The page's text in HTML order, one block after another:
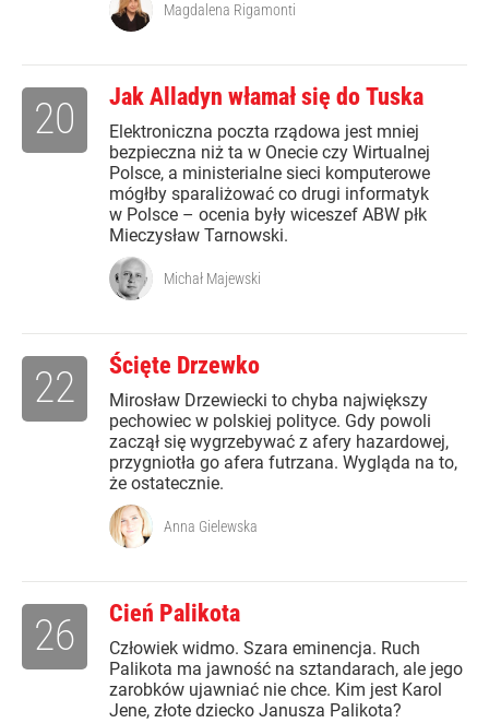
Magdalena Rigamonti
Jak Alladyn włamał się do Tuska
Elektroniczna poczta rządowa jest mniej
bezpieczna niż ta w Onecie czy Wirtualnej
Polsce, a ministerialne sieci komputerowe
mógłby sparaliżować co drugi informatyk
w Polsce – ocenia były wiceszef ABW płk
Mieczysław Tarnowski.
20
Michał Majewski
Ścięte Drzewko
Mirosław Drzewiecki to chyba największy
pechowiec w polskiej polityce. Gdy powoli
zaczął się wygrzebywać z afery hazardowej,
przygniotła go afera futrzana. Wygląda na to,
że ostatecznie.
22
Anna Gielewska
Cień Palikota
Człowiek widmo. Szara eminencja. Ruch
Palikota ma jawność na sztandarach, ale jego
zarobków ujawniać nie chce. Kim jest Karol
Jene, złote dziecko Janusza Palikota?
26